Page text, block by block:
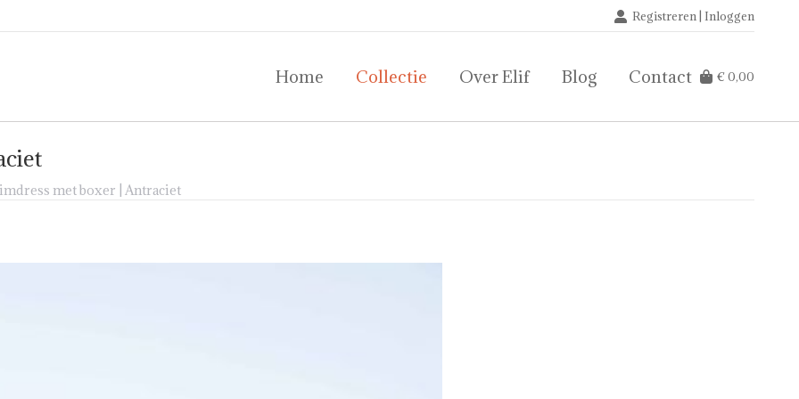
Registreren | Inloggen
Home Collectie Over Elif Blog Contact €0,00
met boxer | Antraciet
Home Collectie Over Elif Blog Contact €0,00